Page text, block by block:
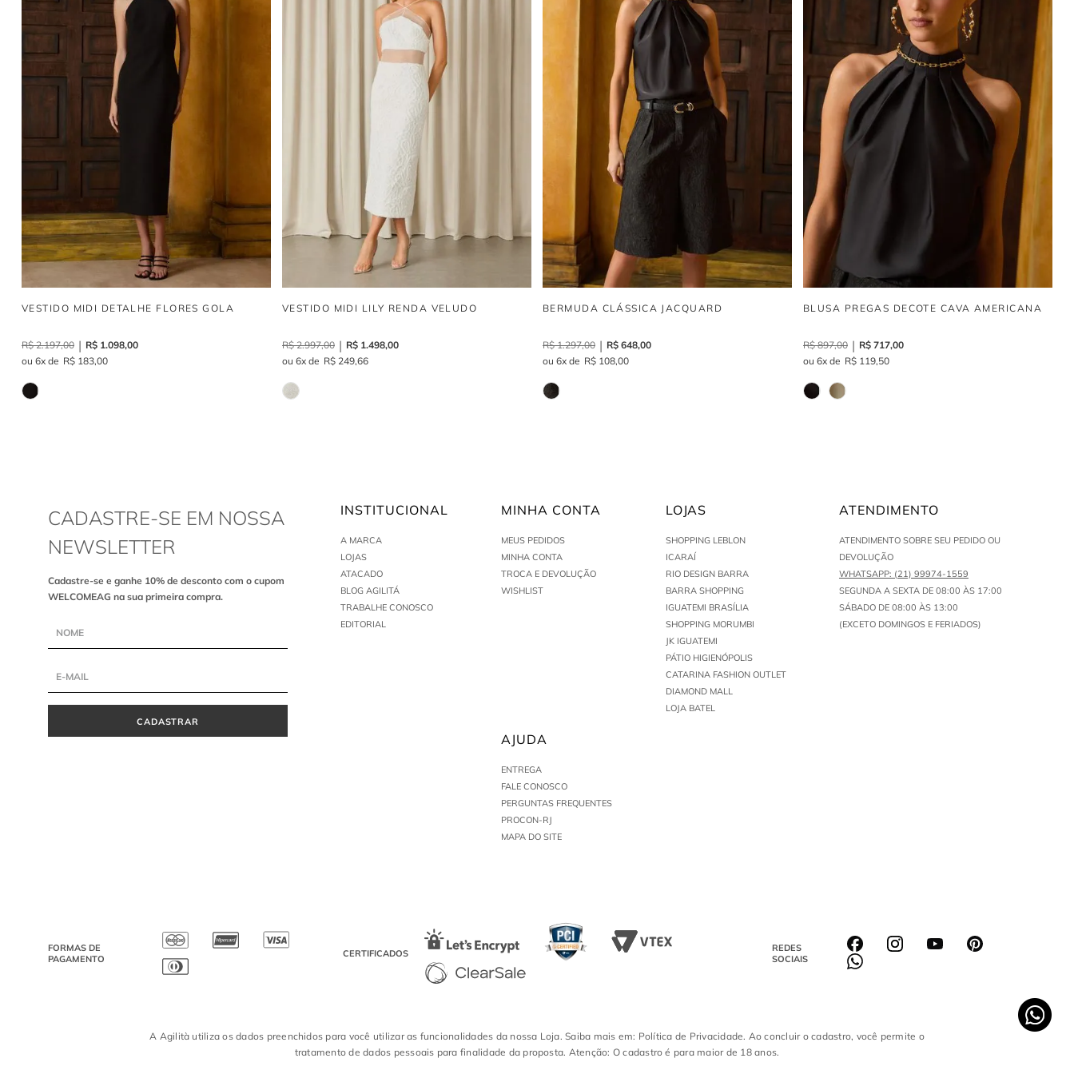
VESTIDO MIDI DETALHE FLORES GOLA
R$ 2.197,00 R$ 1.098,00
6
R$ 183,00
VESTIDO MIDI LILY RENDA VELUDO
R$ 2.997,00 R$ 1.498,00
6
R$ 249,66
BERMUDA CLÁSSICA JACQUARD
R$ 1.297,00 R$ 648,00
6
R$ 108,00
BLUSA PREGAS DECOTE CAVA AMERICANA
R$ 897,00 R$ 717,00
6
R$ 119,50
CADASTRE-SE EM NOSSA
NEWSLETTER
Cadastre-se e ganhe 10% de desconto com o cupom
WELCOMEAG na sua primeira compra.
CADASTRAR
INSTITUCIONAL
A MARCA
LOJAS
ATACADO
BLOG AGILITÁ
TRABALHE CONOSCO
EDITORIAL
MINHA CONTA
MEUS PEDIDOS
MINHA CONTA
TROCA E DEVOLUÇÃO
WISHLIST
AJUDA
ENTREGA
FALE CONOSCO
PERGUNTAS FREQUENTES
PROCON-RJ
MAPA DO SITE
LOJAS
SHOPPING LEBLON
ICARAÍ
RIO DESIGN BARRA
BARRA SHOPPING
IGUATEMI BRASÍLIA
SHOPPING MORUMBI
JK IGUATEMI
PÁTIO HIGIENÓPOLIS
CATARINA FASHION OUTLET
DIAMOND MALL
LOJA BATEL
ATENDIMENTO
ATENDIMENTO SOBRE SEU PEDIDO OU
DEVOLUÇÃO
WHATSAPP: (21) 99974-1559
SEGUNDA A SEXTA DE 08:00 ÀS 17:00
SÁBADO DE 08:00 ÀS 13:00
(EXCETO DOMINGOS E FERIADOS)
FORMAS DE
PAGAMENTO
CERTIFICADOS
REDES
SOCIAIS
A Agilità utiliza os dados preenchidos para você utilizar as funcionalidades da nossa Loja. Saiba mais em: Política de Privacidade. Ao concluir o cadastro, você permite o
tratamento de dados pessoais para finalidade da proposta. Atenção: O cadastro é para maior de 18 anos.